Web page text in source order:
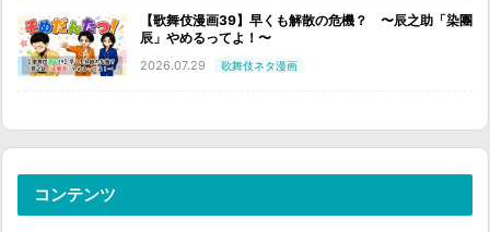
【歌舞伎漫画39】早くも解散の危機？ 〜辰之助「染團
辰」やめるってよ！〜
2026.07.29 歌舞伎ネタ漫画
コンテンツ